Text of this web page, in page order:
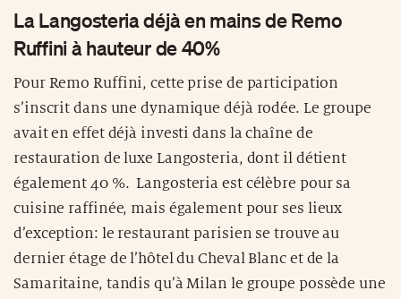
La Langosteria déjà en mains de Remo
Ruffini à hauteur de 40%
Pour Remo Ruffini, cette prise de participation
s’inscrit dans une dynamique déjà rodée. Le groupe
avait en effet déjà investi dans la chaîne de
restauration de luxe Langosteria, dont il détient
également 40 %. Langosteria est célèbre pour sa
cuisine raffinée, mais également pour ses lieux
d’exception: le restaurant parisien se trouve au
dernier étage de l’hôtel du Cheval Blanc et de la
Samaritaine, tandis qu’à Milan le groupe possède une